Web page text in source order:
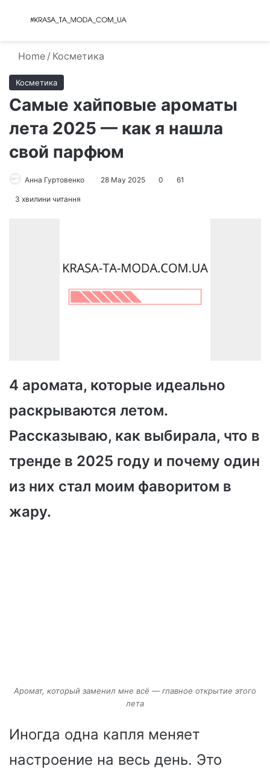
Menu
Home / Косметика
Косметика
Самые хайповые ароматы
лета 2025 — как я нашла
свой парфюм
Анна Гуртовенко 28 May 2025 0 61
3 хвилини читання
4 аромата, которые идеально
раскрываются летом.
Рассказываю, как выбирала, что в
тренде в 2025 году и почему один
из них стал моим фаворитом в
жару.
Аромат, который заменил мне всё — главное открытие этого
лета
Иногда одна капля меняет
настроение на весь день. Это